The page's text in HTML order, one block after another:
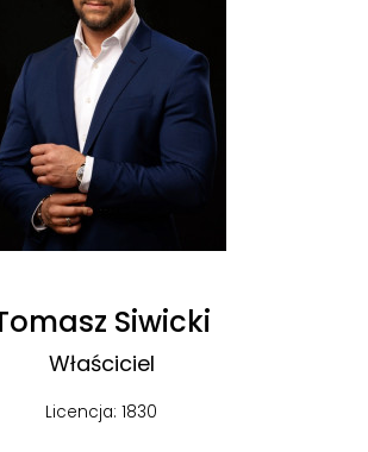
Siwicki
Właściciel
Licencja: 1830